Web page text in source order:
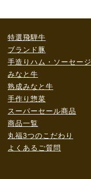
特選飛騨牛
ブランド豚
手造りハム・ソーセージ
みなと牛
熟成みなと牛
手作り惣菜
スーパーセール商品
商品一覧
丸福3つのこだわり
よくあるご質問